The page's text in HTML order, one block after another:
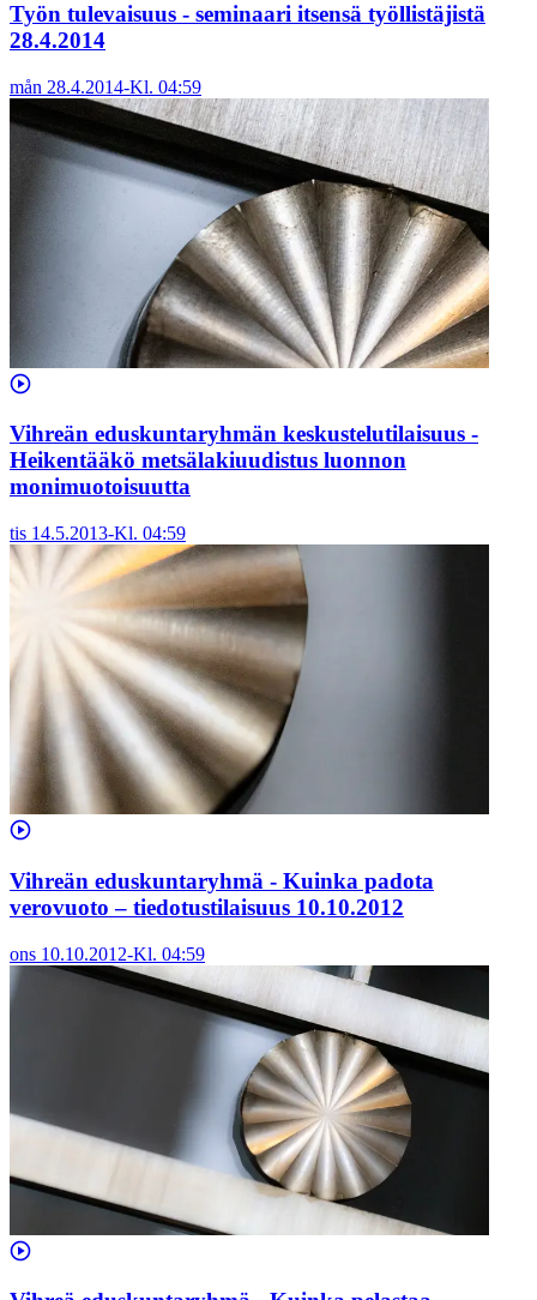
Työn tulevaisuus - seminaari itsensä työllistäjistä
28.4.2014
mån 28.4.2014-Kl. 04:59
Vihreän eduskuntaryhmän keskustelutilaisuus -
Heikentääkö metsälakiuudistus luonnon
monimuotoisuutta
tis 14.5.2013-Kl. 04:59
Vihreän eduskuntaryhmä - Kuinka padota
verovuoto – tiedotustilaisuus 10.10.2012
ons 10.10.2012-Kl. 04:59